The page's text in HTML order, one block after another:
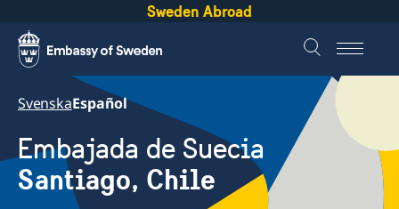
Sweden Abroad
SvenskaEspañol
Embajada de Suecia
Santiago, Chile